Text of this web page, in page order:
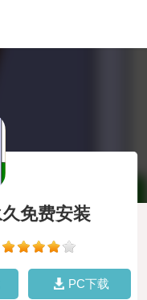
免费安装
PC下载